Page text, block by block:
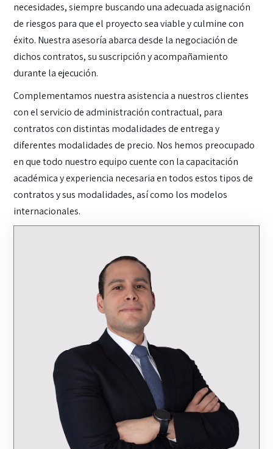
necesidades, siempre buscando una adecuada asignación
de riesgos para que el proyecto sea viable y culmine con
éxito. Nuestra asesoría abarca desde la negociación de
dichos contratos, su suscripción y acompañamiento
durante la ejecución.
Complementamos nuestra asistencia a nuestros clientes
con el servicio de administración contractual, para
contratos con distintas modalidades de entrega y
diferentes modalidades de precio. Nos hemos preocupado
en que todo nuestro equipo cuente con la capacitación
académica y experiencia necesaria en todos estos tipos de
contratos y sus modalidades, así como los modelos
internacionales.